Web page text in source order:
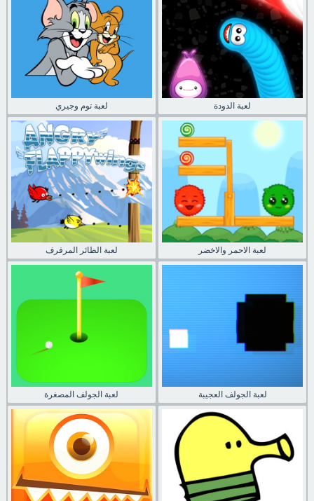
لعبة توم وجيري لعبة الدودة
لعبة الطائر المرفرف لعبة الاحمر والاخضر
لعبة الجولف المصغرة لعبة الجولف العجيبة